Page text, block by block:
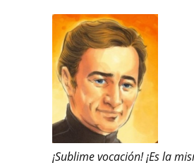
¡Sublime vocación! ¡Es la